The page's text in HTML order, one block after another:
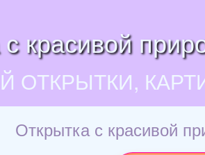
красивой
ОТКРЫТКИ,
Открытка с красивой